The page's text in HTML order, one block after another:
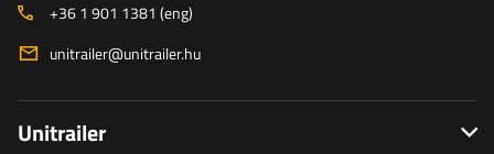
+36 1 901 1381 (eng)
unitrailer@unitrailer.hu
Unitrailer